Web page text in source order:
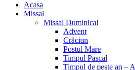
Acasa
Missal
Missal Duminical
Advent
Crăciun
Postul Mare
Timpul Pascal
Timpul de peste an – A